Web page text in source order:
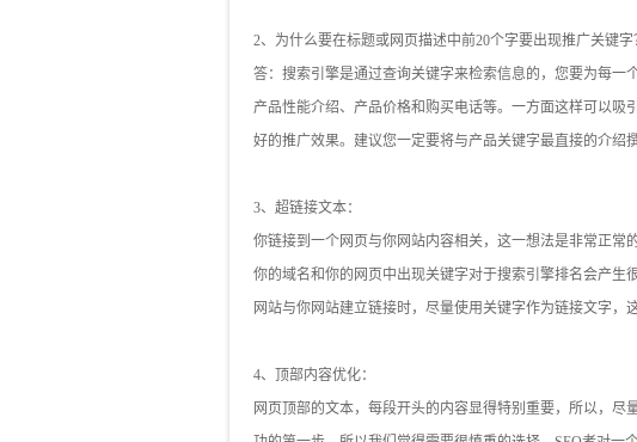
2、为什么要在标题或网页描述中前20个字要出现推广关键字
答：搜索引擎是通过查询关键字来检索信息的，您要为每一
产品性能介绍、产品价格和购买电话等。一方面这样可以吸
好的推广效果。建议您一定要将与产品关键字最直接的介绍
3、超链接文本：
你链接到一个网页与你网站内容相关，这一想法是非常正常
你的域名和你的网页中出现关键字对于搜索引擎排名会产生
网站与你网站建立链接时，尽量使用关键字作为链接文字，
4、顶部内容优化：
网页顶部的文本，每段开头的内容显得特别重要，所以，